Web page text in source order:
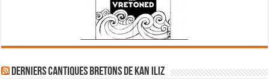
Derniers cantiques bretons de Kan Iliz